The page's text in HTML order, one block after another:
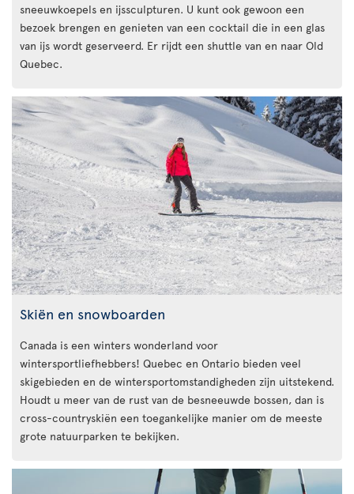
sneeuwkoepels en ijssculpturen. U kunt ook gewoon een
bezoek brengen en genieten van een cocktail die in een glas
van ijs wordt geserveerd. Er rijdt een shuttle van en naar Old
Quebec.
Skiën en snowboarden
Canada is een winters wonderland voor
wintersportliefhebbers! Quebec en Ontario bieden veel
skigebieden en de wintersportomstandigheden zijn uitstekend.
Houdt u meer van de rust van de besneeuwde bossen, dan is
cross-countryskiën een toegankelijke manier om de meeste
grote natuurparken te bekijken.